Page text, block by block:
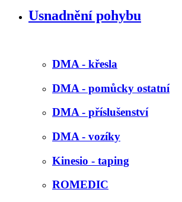
Usnadnění pohybu
DMA - křesla
DMA - pomůcky ostatní
DMA - příslušenství
DMA - vozíky
Kinesio - taping
ROMEDIC